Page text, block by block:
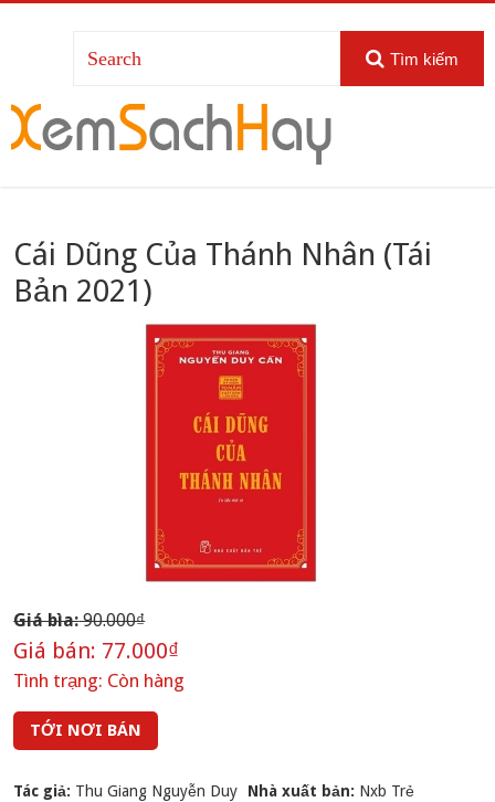
Tìm kiếm
Cái Dũng Của Thánh Nhân (Tái
Bản 2021)
Giá bìa:90.000₫
Giá bán: 77.000₫
Tình trạng: Còn hàng
TỚI NƠI BÁN
Tác giả: Thu Giang Nguyễn Duy
Nhà xuất bản: Nxb Trẻ